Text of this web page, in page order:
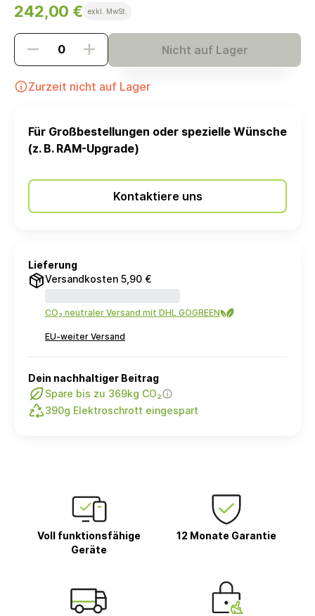
242,00 € exkl. MwSt.
Nicht auf Lager
Zurzeit nicht auf Lager
Für Großbestellungen oder spezielle Wünsche
(z. B. RAM-Upgrade)
Kontaktiere uns
Lieferung
Versandkosten 5,90 €
CO₂ neutraler Versand mit DHL GOGREEN
EU-weiter Versand
Dein nachhaltiger Beitrag
Spare bis zu 369kg CO₂
390g Elektroschrott eingespart
Voll funktionsfähige
Geräte
12 Monate Garantie